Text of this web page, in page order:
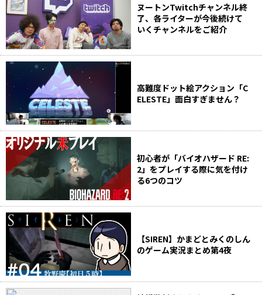
ヌートンTwitchチャンネル終
了、各ライターが今後続けて
いくチャンネルをご紹介
高難度ドット絵アクション「C
ELESTE」面白すぎません？
初心者が「バイオハザード RE:
2」をプレイする際に気を付け
る6つのコツ
【SIREN】かまどとみくのしん
のゲーム実況まとめ第4夜